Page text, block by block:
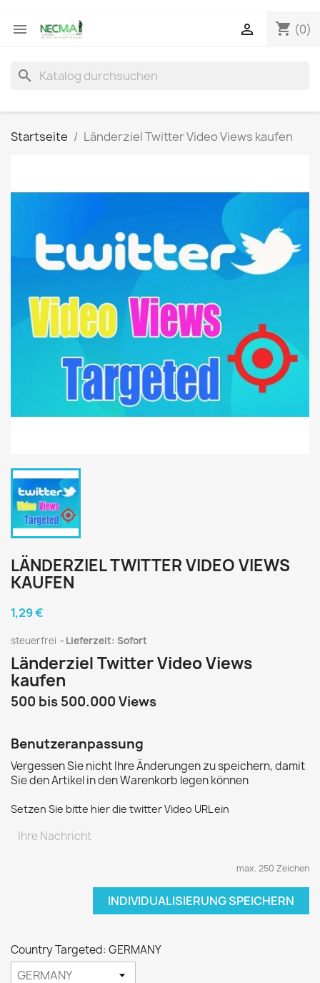
 shopping_cart (0)

search
Startseite Länderziel Twitter Video Views kaufen
LÄNDERZIEL TWITTER VIDEO VIEWS
KAUFEN
1,29 €
steuerfrei Lieferzeit: Sofort
Länderziel Twitter Video Views
kaufen
500 bis 500.000 Views
Benutzeranpassung
Vergessen Sie nicht Ihre Änderungen zu speichern, damit
Sie den Artikel in den Warenkorb legen können
Setzen Sie bitte hier die twitter Video URL ein
max. 250 Zeichen
INDIVIDUALISIERUNG SPEICHERN
Country Targeted: GERMANY